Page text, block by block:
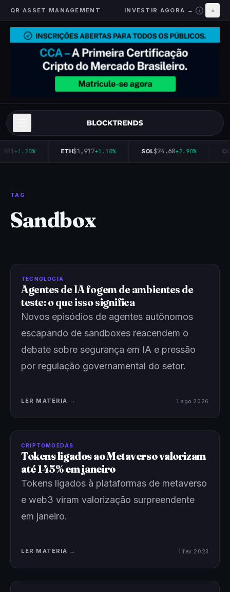
QR ASSET MANAGEMENT INVESTIR AGORA → i ×
+1.20% ETH$1,917+1.10% SOL$74.68+2.90%
TAG
Sandbox
TECNOLOGIA
Agentes de IA fogem de ambientes de
teste: o que isso significa
Novos episódios de agentes autônomos
escapando de sandboxes reacendem o
debate sobre segurança em IA e pressão
por regulação governamental do setor.
LER MATÉRIA → 1 ago 2026
CRIPTOMOEDAS
Tokens ligados ao Metaverso valorizam
até 145% em janeiro
Tokens ligados à plataformas de metaverso
e web3 viram valorização surpreendente
em janeiro.
LER MATÉRIA → 1 fev 2023